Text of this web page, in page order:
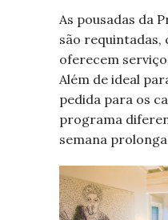
As pousadas da
são requintadas,
oferecem
Além de ideal
pedida para os
programa
semana